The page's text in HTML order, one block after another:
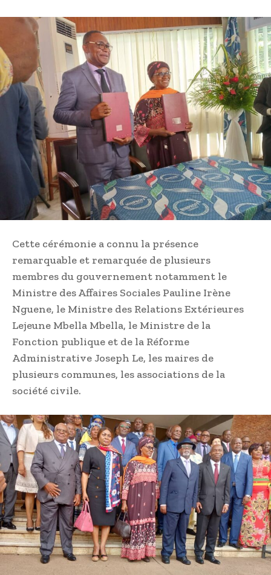
Cette cérémonie a connu la présence
remarquable et remarquée de plusieurs
membres du gouvernement notamment le
Ministre des Affaires Sociales Pauline Irène
Nguene, le Ministre des Relations Extérieures
Lejeune Mbella Mbella, le Ministre de la
Fonction publique et de la Réforme
Administrative Joseph Le, les maires de
plusieurs communes, les associations de la
société civile.